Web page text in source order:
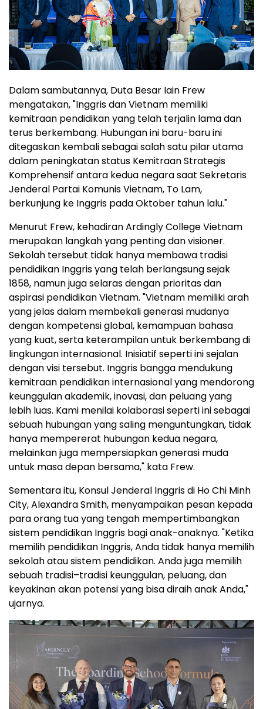
Dalam sambutannya, Duta Besar Iain Frew
mengatakan, "Inggris dan Vietnam memiliki
kemitraan pendidikan yang telah terjalin lama dan
terus berkembang. Hubungan ini baru-baru ini
ditegaskan kembali sebagai salah satu pilar utama
dalam peningkatan status Kemitraan Strategis
Komprehensif antara kedua negara saat Sekretaris
Jenderal Partai Komunis Vietnam, To Lam,
berkunjung ke Inggris pada Oktober tahun lalu."
Menurut Frew, kehadiran Ardingly College Vietnam
merupakan langkah yang penting dan visioner.
Sekolah tersebut tidak hanya membawa tradisi
pendidikan Inggris yang telah berlangsung sejak
1858, namun juga selaras dengan prioritas dan
aspirasi pendidikan Vietnam. "Vietnam memiliki arah
yang jelas dalam membekali generasi mudanya
dengan kompetensi global, kemampuan bahasa
yang kuat, serta keterampilan untuk berkembang di
lingkungan internasional. Inisiatif seperti ini sejalan
dengan visi tersebut. Inggris bangga mendukung
kemitraan pendidikan internasional yang mendorong
keunggulan akademik, inovasi, dan peluang yang
lebih luas. Kami menilai kolaborasi seperti ini sebagai
sebuah hubungan yang saling menguntungkan, tidak
hanya mempererat hubungan kedua negara,
melainkan juga mempersiapkan generasi muda
untuk masa depan bersama," kata Frew.
Sementara itu, Konsul Jenderal Inggris di Ho Chi Minh
City, Alexandra Smith, menyampaikan pesan kepada
para orang tua yang tengah mempertimbangkan
sistem pendidikan Inggris bagi anak-anaknya. "Ketika
memilih pendidikan Inggris, Anda tidak hanya memilih
sekolah atau sistem pendidikan. Anda juga memilih
sebuah tradisi–tradisi keunggulan, peluang, dan
keyakinan akan potensi yang bisa diraih anak Anda,"
ujarnya.